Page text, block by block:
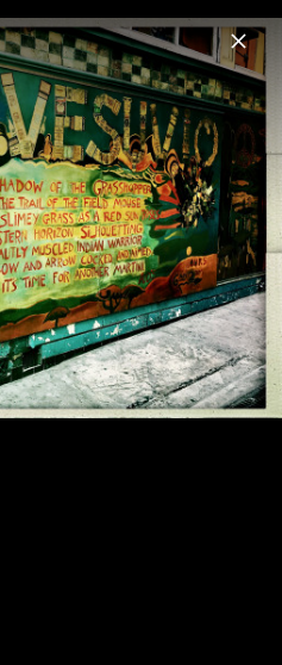
Menu
Videos Fotos Biografie